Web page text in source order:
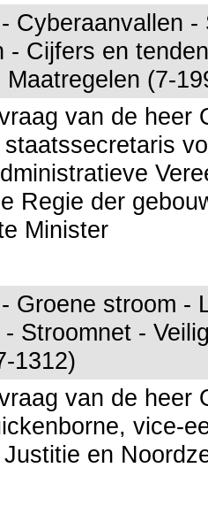
Cyberaanvallen
- Cijfers en
(7-
van de heer
Regie der
Minister
Groene stroom -
Stroomnet -
1312)
van de heer
vice-
en